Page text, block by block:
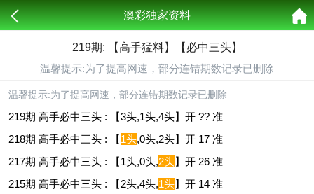
澳彩独家资料
219期: 【高手猛料】【必中三头】
温馨提示:为了提高网速，部分连错期数记录已删除
温馨提示:为了提高网速，部分连错期数记录已删除
219期 高手必中三头 : 【3头,1头,4头】开 ?? 准
218期 高手必中三头 : 【1头,0头,2头】开 17 准
217期 高手必中三头 : 【1头,0头,2头】开 26 准
215期 高手必中三头 : 【2头,4头,1头】开 14 准